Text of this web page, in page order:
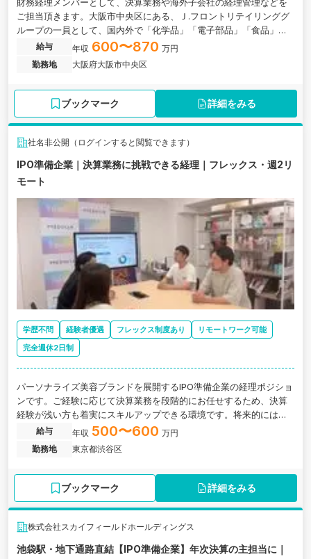
ご担当頂きます。大阪市中央区にある、Ｊ.フロントリテイリンググ
ループの一員として、国内外で「化学品」「電子部品」「食品」な
ど様々な製品の販売・輸出入を展開する老舗商社の求人です。
給与 年収 600〜870 万円
勤務地
大阪府大阪市中央区
ブックマーク 詳細をみる
社名非公開（ログインすると閲覧できます）
IPO準備企業｜決算業務に挑戦できる経理｜フレックス・週2リ
モート
学歴不問 経験者優遇 フレックス制度あり
リモートワーク可能
完全週休2日制
パーソナライズ美容ブランドを展開するIPO準備企業の経理ポジショ
ンです。ご経験に応じて決算業務を段階的にお任せするため、決算
経験が浅い方も着実にスキルアップできる環境です。将来的には予
実管理や経営管理領域にも携わり、経理としてキャリアの幅を広げ
られます。
給与 年収 500〜600 万円
勤務地
東京都渋谷区
ブックマーク 詳細をみる
株式会社スカイフィールドホールディングス
池袋駅・地下通路直結【IPO準備企業】年次決算の主担当に｜